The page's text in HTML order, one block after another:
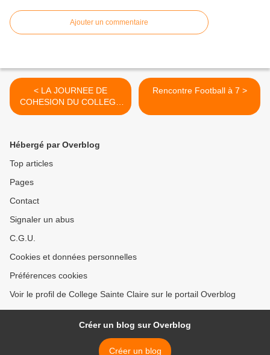
Ajouter un commentaire
< LA JOURNEE DE
COHESION DU COLLEGE
SAINTE-CLAIRE
Rencontre Football à 7 >
Hébergé par Overblog
Top articles
Pages
Contact
Signaler un abus
C.G.U.
Cookies et données personnelles
Préférences cookies
Voir le profil de College Sainte Claire sur le portail Overblog
Créer un blog sur Overblog
Créer un blog